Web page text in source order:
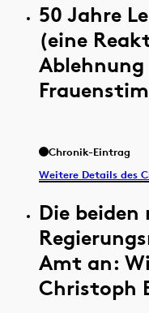
50 Jahre
(eine
Ablehnung
Chronik-Eintrag
Weitere Details des
Die beiden
Amt an:
Christoph